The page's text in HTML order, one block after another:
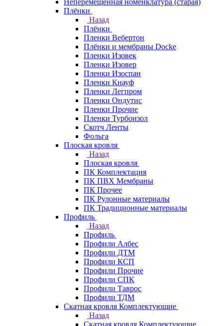
Неперемещенная номенклатура (старая)
Плёнки
Назад
Плёнки
Пленки Вебертон
Плёнки и мембраны Docke
Пленки Изовек
Пленки Изовер
Пленки Изоспан
Пленки Кнауф
Пленки Легпром
Пленки Ондутис
Пленки Прочие
Пленки Турбоизол
Скотч Ленты
Фольга
Плоская кровля
Назад
Плоская кровля
ПК Комплектация
ПК ПВХ Мембраны
ПК Прочее
ПК Рулонные материалы
ПК Традиционные материалы
Профиль
Назад
Профиль
Профили Албес
Профили ДТМ
Профили КСП
Профили Прочие
Профили СПК
Профили Таврос
Профили ТДМ
Скатная кровля Комплектующие
Назад
Скатная кровля Комплектующие